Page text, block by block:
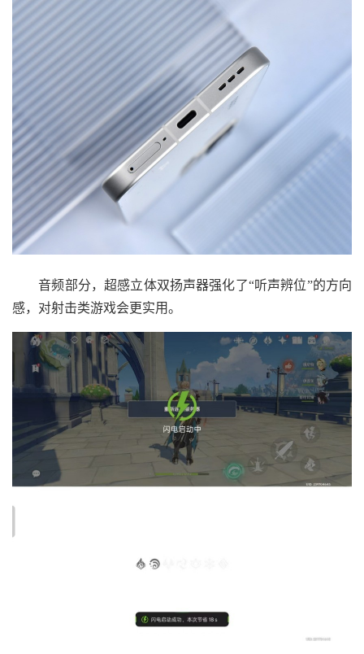
音频部分，超感立体双扬声器强化了“听声辨位”的方向
感，对射击类游戏会更实用。